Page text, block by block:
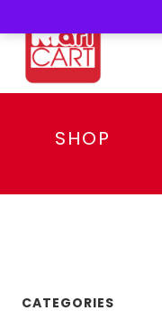
SHOP
CATEGORIES